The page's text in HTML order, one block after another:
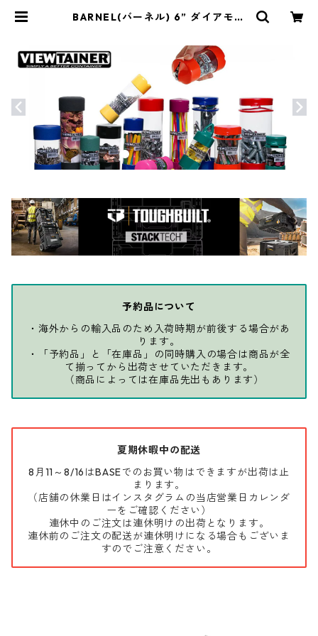
BARNEL(バーネル) 6” ダイアモン
予約品について
・海外からの輸入品のため入荷時期が前後する場合があ
ります。
・「予約品」と「在庫品」の同時購入の場合は商品が全
て揃ってから出荷させていただきます。
（商品によっては在庫品先出もあります）
夏期休暇中の配送
8月11～8/16はBASEでのお買い物はできますが出荷は止
まります。
（店舗の休業日はインスタグラムの当店営業日カレンダ
ーをご確認ください）
連休中のご注文は連休明けの出荷となります。
連休前のご注文の配送が連休明けになる場合もございま
すのでご注意ください。